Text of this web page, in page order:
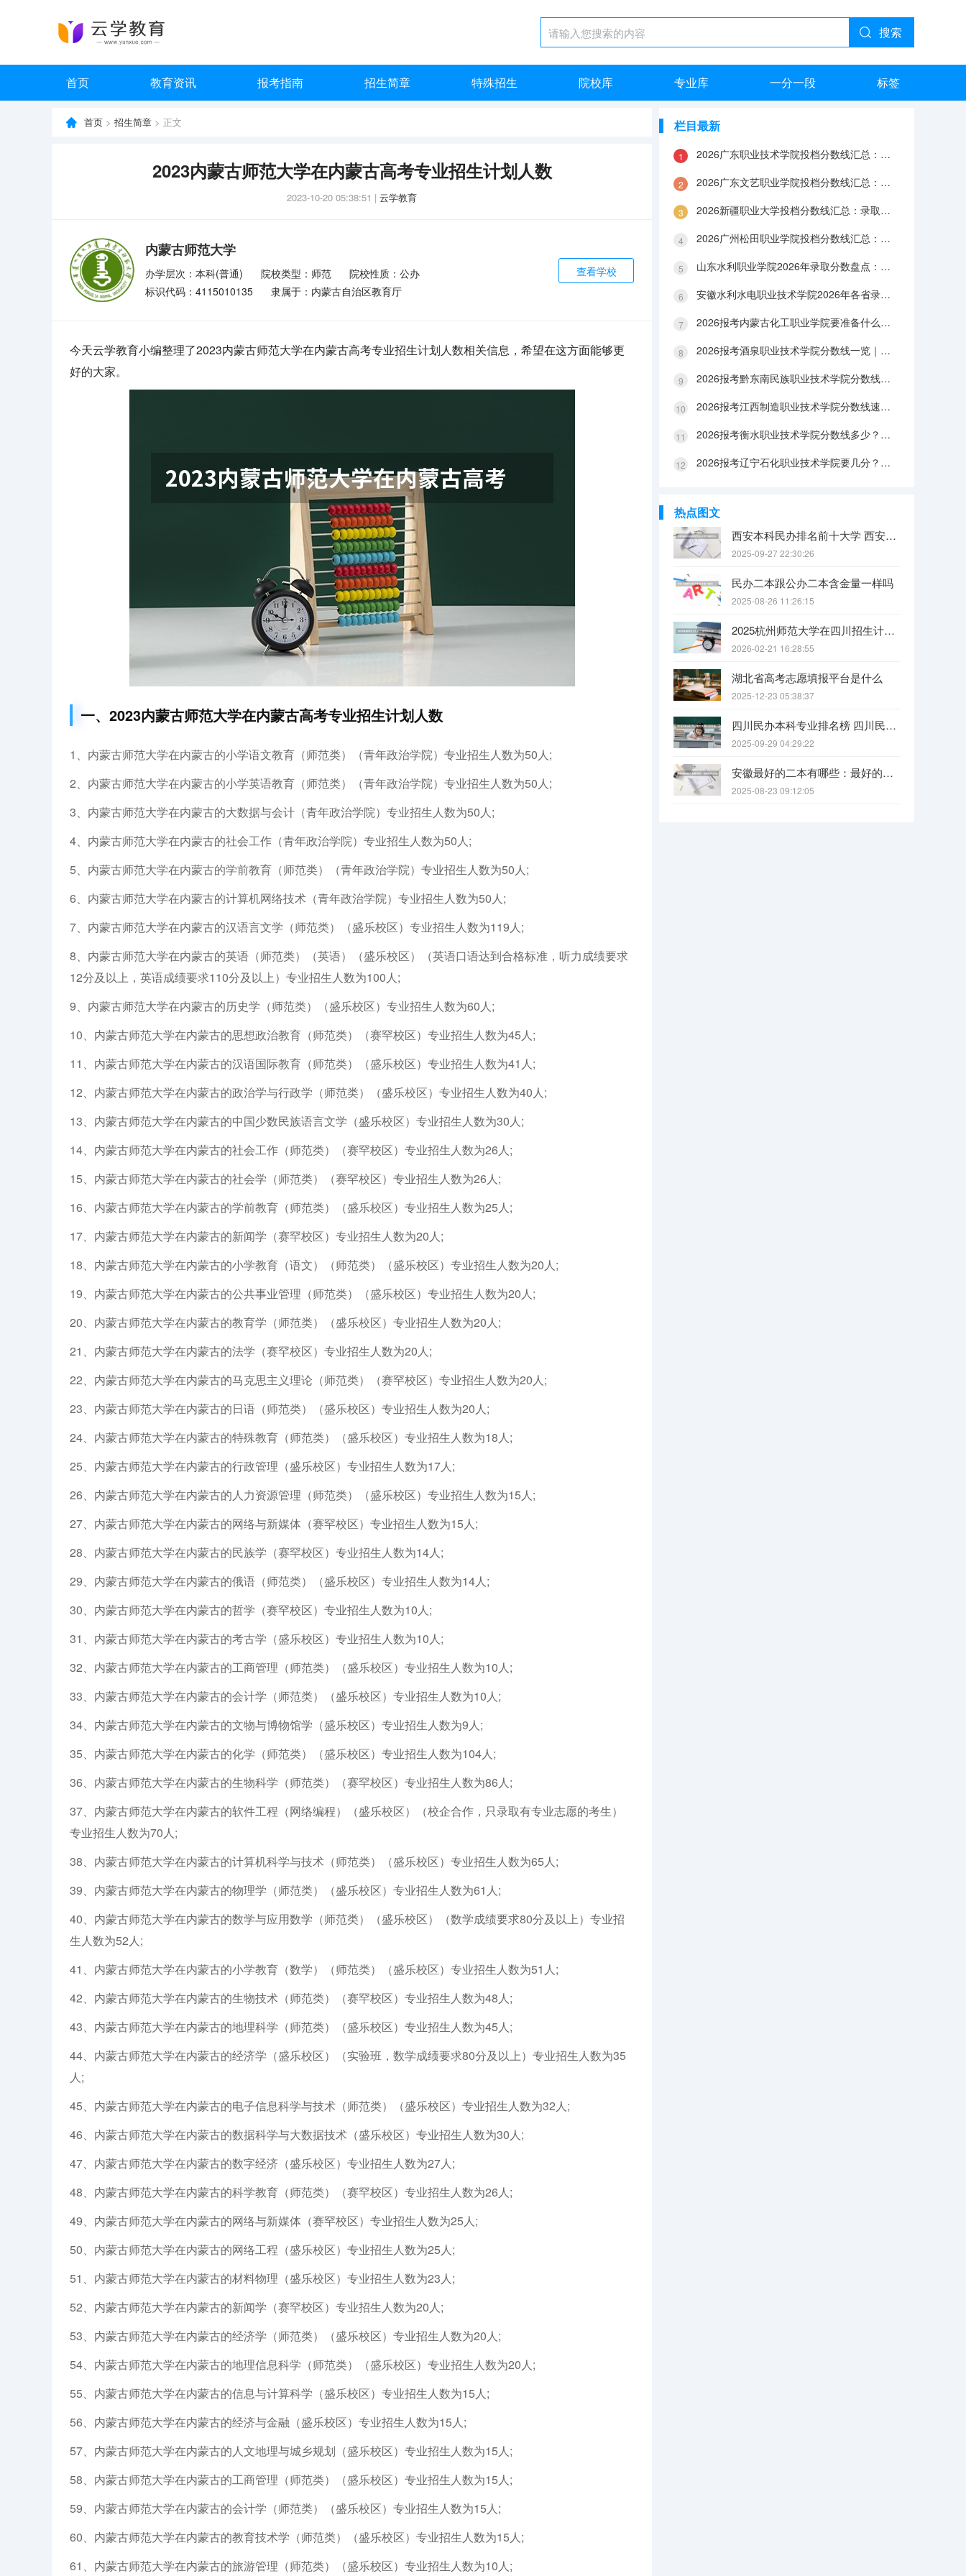
搜索
首页 教育资讯 报考指南 招生简章 特殊招生 院校库 专业库 一分一段 标签
首页 > 招生简章 > 正文
2023内蒙古师范大学在内蒙古高考专业招生计划人数
2023-10-20 05:38:51 | 云学教育
内蒙古师范大学
办学层次：本科(普通) 院校类型：师范
院校性质：公办
标识代码：4115010135
隶属于：内蒙古自治区教育厅
查看学校
今天云学教育小编整理了2023内蒙古师范大学在内蒙古高考专业招生计划人数相关信息，希望在这方面能够更
好的大家。
一、2023内蒙古师范大学在内蒙古高考专业招生计划人数
1、内蒙古师范大学在内蒙古的小学语文教育（师范类）（青年政治学院）专业招生人数为50人;
2、内蒙古师范大学在内蒙古的小学英语教育（师范类）（青年政治学院）专业招生人数为50人;
3、内蒙古师范大学在内蒙古的大数据与会计（青年政治学院）专业招生人数为50人;
4、内蒙古师范大学在内蒙古的社会工作（青年政治学院）专业招生人数为50人;
5、内蒙古师范大学在内蒙古的学前教育（师范类）（青年政治学院）专业招生人数为50人;
6、内蒙古师范大学在内蒙古的计算机网络技术（青年政治学院）专业招生人数为50人;
7、内蒙古师范大学在内蒙古的汉语言文学（师范类）（盛乐校区）专业招生人数为119人;
8、内蒙古师范大学在内蒙古的英语（师范类）（英语）（盛乐校区）（英语口语达到合格标准，听力成绩要求
12分及以上，英语成绩要求110分及以上）专业招生人数为100人;
9、内蒙古师范大学在内蒙古的历史学（师范类）（盛乐校区）专业招生人数为60人;
10、内蒙古师范大学在内蒙古的思想政治教育（师范类）（赛罕校区）专业招生人数为45人;
11、内蒙古师范大学在内蒙古的汉语国际教育（师范类）（盛乐校区）专业招生人数为41人;
12、内蒙古师范大学在内蒙古的政治学与行政学（师范类）（盛乐校区）专业招生人数为40人;
13、内蒙古师范大学在内蒙古的中国少数民族语言文学（盛乐校区）专业招生人数为30人;
14、内蒙古师范大学在内蒙古的社会工作（师范类）（赛罕校区）专业招生人数为26人;
15、内蒙古师范大学在内蒙古的社会学（师范类）（赛罕校区）专业招生人数为26人;
16、内蒙古师范大学在内蒙古的学前教育（师范类）（盛乐校区）专业招生人数为25人;
17、内蒙古师范大学在内蒙古的新闻学（赛罕校区）专业招生人数为20人;
18、内蒙古师范大学在内蒙古的小学教育（语文）（师范类）（盛乐校区）专业招生人数为20人;
19、内蒙古师范大学在内蒙古的公共事业管理（师范类）（盛乐校区）专业招生人数为20人;
20、内蒙古师范大学在内蒙古的教育学（师范类）（盛乐校区）专业招生人数为20人;
21、内蒙古师范大学在内蒙古的法学（赛罕校区）专业招生人数为20人;
22、内蒙古师范大学在内蒙古的马克思主义理论（师范类）（赛罕校区）专业招生人数为20人;
23、内蒙古师范大学在内蒙古的日语（师范类）（盛乐校区）专业招生人数为20人;
24、内蒙古师范大学在内蒙古的特殊教育（师范类）（盛乐校区）专业招生人数为18人;
25、内蒙古师范大学在内蒙古的行政管理（盛乐校区）专业招生人数为17人;
26、内蒙古师范大学在内蒙古的人力资源管理（师范类）（盛乐校区）专业招生人数为15人;
27、内蒙古师范大学在内蒙古的网络与新媒体（赛罕校区）专业招生人数为15人;
28、内蒙古师范大学在内蒙古的民族学（赛罕校区）专业招生人数为14人;
29、内蒙古师范大学在内蒙古的俄语（师范类）（盛乐校区）专业招生人数为14人;
30、内蒙古师范大学在内蒙古的哲学（赛罕校区）专业招生人数为10人;
31、内蒙古师范大学在内蒙古的考古学（盛乐校区）专业招生人数为10人;
32、内蒙古师范大学在内蒙古的工商管理（师范类）（盛乐校区）专业招生人数为10人;
33、内蒙古师范大学在内蒙古的会计学（师范类）（盛乐校区）专业招生人数为10人;
34、内蒙古师范大学在内蒙古的文物与博物馆学（盛乐校区）专业招生人数为9人;
35、内蒙古师范大学在内蒙古的化学（师范类）（盛乐校区）专业招生人数为104人;
36、内蒙古师范大学在内蒙古的生物科学（师范类）（赛罕校区）专业招生人数为86人;
37、内蒙古师范大学在内蒙古的软件工程（网络编程）（盛乐校区）（校企合作，只录取有专业志愿的考生）
专业招生人数为70人;
38、内蒙古师范大学在内蒙古的计算机科学与技术（师范类）（盛乐校区）专业招生人数为65人;
39、内蒙古师范大学在内蒙古的物理学（师范类）（盛乐校区）专业招生人数为61人;
40、内蒙古师范大学在内蒙古的数学与应用数学（师范类）（盛乐校区）（数学成绩要求80分及以上）专业招
生人数为52人;
41、内蒙古师范大学在内蒙古的小学教育（数学）（师范类）（盛乐校区）专业招生人数为51人;
42、内蒙古师范大学在内蒙古的生物技术（师范类）（赛罕校区）专业招生人数为48人;
43、内蒙古师范大学在内蒙古的地理科学（师范类）（盛乐校区）专业招生人数为45人;
44、内蒙古师范大学在内蒙古的经济学（盛乐校区）（实验班，数学成绩要求80分及以上）专业招生人数为35
人;
45、内蒙古师范大学在内蒙古的电子信息科学与技术（师范类）（盛乐校区）专业招生人数为32人;
46、内蒙古师范大学在内蒙古的数据科学与大数据技术（盛乐校区）专业招生人数为30人;
47、内蒙古师范大学在内蒙古的数字经济（盛乐校区）专业招生人数为27人;
48、内蒙古师范大学在内蒙古的科学教育（师范类）（赛罕校区）专业招生人数为26人;
49、内蒙古师范大学在内蒙古的网络与新媒体（赛罕校区）专业招生人数为25人;
50、内蒙古师范大学在内蒙古的网络工程（盛乐校区）专业招生人数为25人;
51、内蒙古师范大学在内蒙古的材料物理（盛乐校区）专业招生人数为23人;
52、内蒙古师范大学在内蒙古的新闻学（赛罕校区）专业招生人数为20人;
53、内蒙古师范大学在内蒙古的经济学（师范类）（盛乐校区）专业招生人数为20人;
54、内蒙古师范大学在内蒙古的地理信息科学（师范类）（盛乐校区）专业招生人数为20人;
55、内蒙古师范大学在内蒙古的信息与计算科学（盛乐校区）专业招生人数为15人;
56、内蒙古师范大学在内蒙古的经济与金融（盛乐校区）专业招生人数为15人;
57、内蒙古师范大学在内蒙古的人文地理与城乡规划（盛乐校区）专业招生人数为15人;
58、内蒙古师范大学在内蒙古的工商管理（师范类）（盛乐校区）专业招生人数为15人;
59、内蒙古师范大学在内蒙古的会计学（师范类）（盛乐校区）专业招生人数为15人;
60、内蒙古师范大学在内蒙古的教育技术学（师范类）（盛乐校区）专业招生人数为15人;
61、内蒙古师范大学在内蒙古的旅游管理（师范类）（盛乐校区）专业招生人数为10人;
栏目最新
2026广东职业技术学院投档分数线汇总：录取分数、报到与就业数据
2026广东文艺职业学院投档分数线汇总：录取分数、报到与就业数据
2026新疆职业大学投档分数线汇总：录取分数、报到与就业数据
2026广州松田职业学院投档分数线汇总：录取分数、报到与就业数据
山东水利职业学院2026年录取分数盘点：宿舍、费用、就业与FAQ
安徽水利水电职业技术学院2026年各省录取分数：报到手续、费用与就业数据
2026报考内蒙古化工职业学院要准备什么？分数线与入学全攻略
2026报考酒泉职业技术学院分数线一览｜手续办理与FAQ解答
2026报考黔东南民族职业技术学院分数线参考｜生活条件与入学流程
2026报考江西制造职业技术学院分数线速查｜生活成本与FAQ解答
2026报考衡水职业技术学院分数线多少？附报到流程与生活指南
2026报考辽宁石化职业技术学院要几分？分数线与生活成本详解
热点图文
西安本科民办排名前十大学 西安民办本科院校排名
2025-09-27 22:30:26
民办二本跟公办二本含金量一样吗
2025-08-26 11:26:15
2025杭州师范大学在四川招生计划是什么（2026参考）
2026-02-21 16:28:55
湖北省高考志愿填报平台是什么
2025-12-23 05:38:37
四川民办本科专业排名榜 四川民办本科院校排名
2025-09-29 04:29:22
安徽最好的二本有哪些：最好的民办本科，最好的公办二本大学
2025-08-23 09:12:05